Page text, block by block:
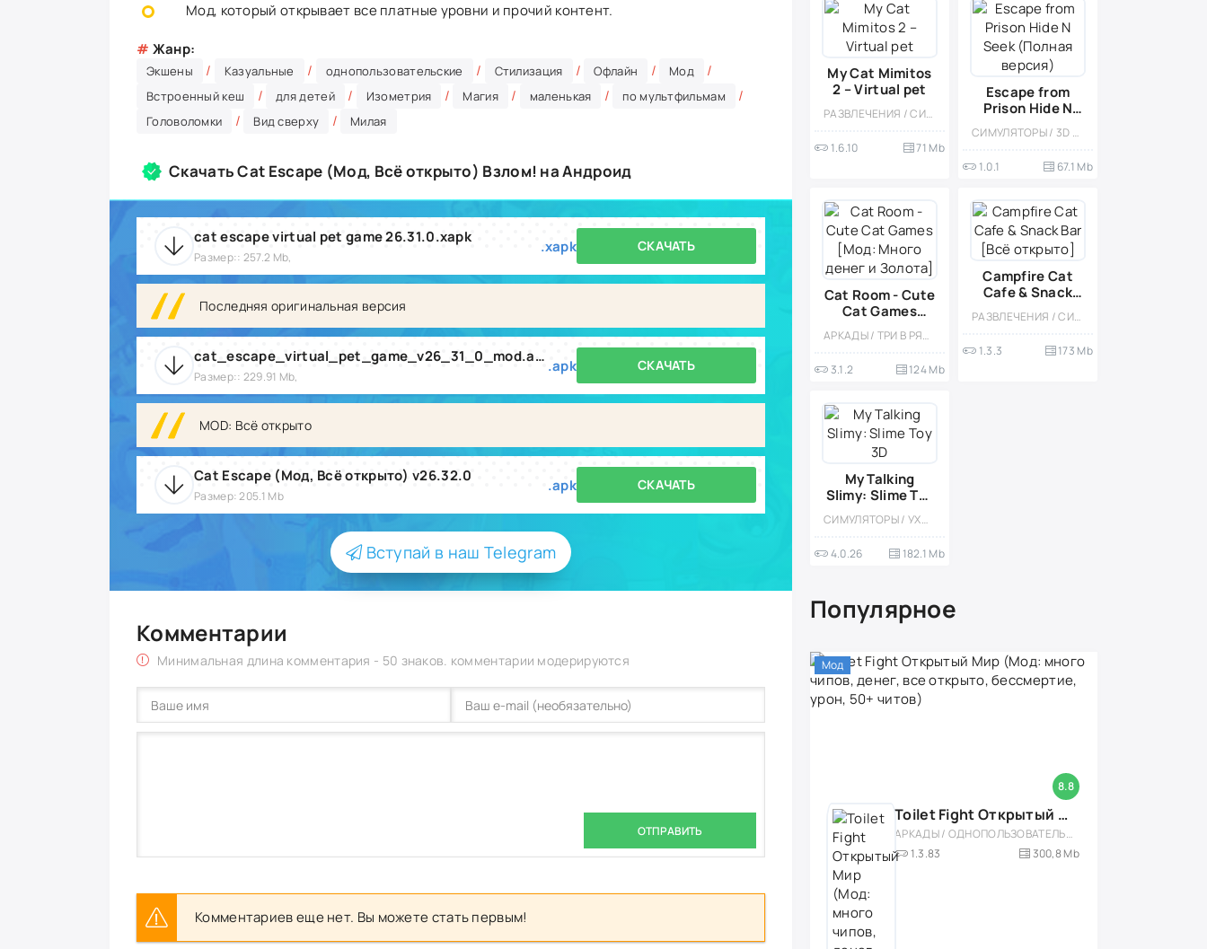
Мод, который открывает все платные уровни и прочий контент.
# Жанр:
Экшены / Казуальные / однопользовательские / Стилизация / Офлайн / Мод /
Встроенный кеш / для детей / Изометрия / Магия / маленькая / по мультфильмам /
Головоломки / Вид сверху / Милая
Скачать Cat Escape (Мод, Всё открыто) Взлом! на Андроид
cat escape virtual pet game 26.31.0.xapk
Размер:: 257.2 Mb,
.xapk СКАЧАТЬ
Последняя оригинальная версия
cat_escape_virtual_pet_game_v26_31_0_mod.apk
Размер:: 229.91 Mb,
.apk СКАЧАТЬ
MOD: Всё открыто
Cat Escape (Мод, Всё открыто) v26.32.0
Размер: 205.1 Mb
.apk СКАЧАТЬ
Вступай в наш Telegram
Комментарии
Минимальная длина комментария - 50 знаков. комментарии модерируются
ОТПРАВИТЬ
Комментариев еще нет. Вы можете стать первым!
My Cat Mimitos
2 – Virtual pet
РАЗВЛЕЧЕНИЯ / СИМУЛЯТОРЫ / УХОД / ПИТОМЦЫ / КАЗУАЛЬНЫЕ / ОДНОПОЛЬЗОВАТЕЛЬСКИЕ / СТИЛИЗАЦИЯ / ПО МУЛЬТФИЛЬМАМ / ОФЛАЙН / ДЛЯ ДЕТЕЙ / МИЛАЯ / МАЛЕНЬКАЯ / ВЕСЁЛАЯ / АРКАДЫ
1.6.10 71 Mb
Escape from
Prison Hide N
Seek (Полная
версия)
СИМУЛЯТОРЫ / 3D / СТЕЛС / ЛОГИЧЕСКАЯ / ОДНОПОЛЬЗОВАТЕЛЬСКИЕ / МАЛЕНЬКАЯ
1.0.1 67.1 Mb
Cat Room - Cute
Cat Games
[Мод: Много
денег и Золота]
АРКАДЫ / ТРИ В РЯД / ДЕВОЧКАМ / ДЛЯ ДЕТЕЙ / МИЛАЯ / ГОЛОВОЛОМКИ / МОД / ОДНОПОЛЬЗОВАТЕЛЬСКИЕ / ПО МУЛЬТФИЛЬМАМ / ОФЛАЙН / МАЛЕНЬКАЯ
3.1.2 124 Mb
Campfire Cat
Cafe & Snack
Bar [Всё
открыто]
РАЗВЛЕЧЕНИЯ / СИМУЛЯТОРЫ / ИНДИ / УПРАВЛЕНИЕ / КАЗУАЛЬНЫЕ / МИЛАЯ / ОДНОПОЛЬЗОВАТЕЛЬСКИЕ / СТИЛИЗАЦИЯ / ПО МУЛЬТФИЛЬМАМ / ОФЛАЙН / МОД / ДЛЯ ДЕТЕЙ
1.3.3 173 Mb
My Talking
Slimy: Slime Toy
3D
СИМУЛЯТОРЫ / УХОД / ПИТОМЦЫ / МОД / ОДНОПОЛЬЗОВАТЕЛЬСКИЕ / МИЛАЯ / ДЛЯ ДЕТЕЙ / ОФЛАЙН / КАЗУАЛЬНЫЕ
4.0.26 182.1 Mb
Популярное
8.8
Мод
Toilet Fight Открытый Мир (Мод: много чипов, денег, все открыто, бессмертие, урон, 50+ читов)
АРКАДЫ / ОДНОПОЛЬЗОВАТЕЛЬСКИЕ / ОФЛАЙН / МОД / РОЛЕВЫЕ / ШУТЕРЫ / ОТКРЫТЫЙ МИР / ВСТРОЕННЫЙ КЕШ / 3D / ЭКШЕНЫ / ТУАЛЕТНЫЕ ВОЙНЫ / ДЛЯ ДЕТЕЙ
1.3.83
300,8 Mb